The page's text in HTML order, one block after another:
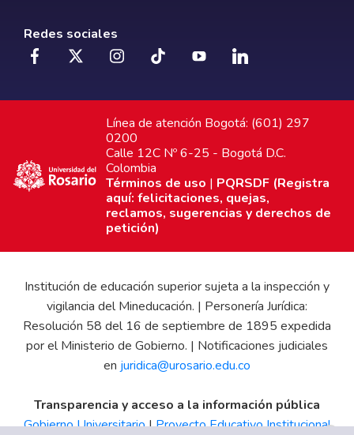
Redes sociales
Línea de atención Bogotá: (601) 297
0200
Calle 12C Nº 6-25 - Bogotá D.C.
Colombia
Términos de uso | PQRSDF (Registra
aquí: felicitaciones, quejas,
reclamos, sugerencias y derechos de
petición)
Institución de educación superior sujeta a la inspección y
vigilancia del Mineducación. | Personería Jurídica:
Resolución 58 del 16 de septiembre de 1895 expedida
por el Ministerio de Gobierno. | Notificaciones judiciales
en juridica@urosario.edu.co
Transparencia y acceso a la información pública
Gobierno Universitario|Proyecto Educativo Institucional